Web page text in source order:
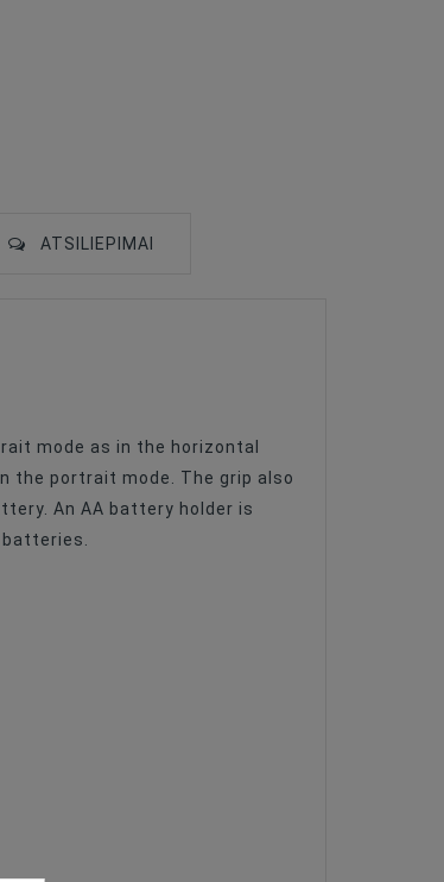
ATSILIEPIMAI
mode as in the horizontal
the portrait mode. The grip also
An AA battery holder is